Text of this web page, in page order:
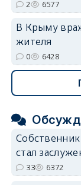
2 6577
В Крыму
жителя
0 6428
стал
33 6372